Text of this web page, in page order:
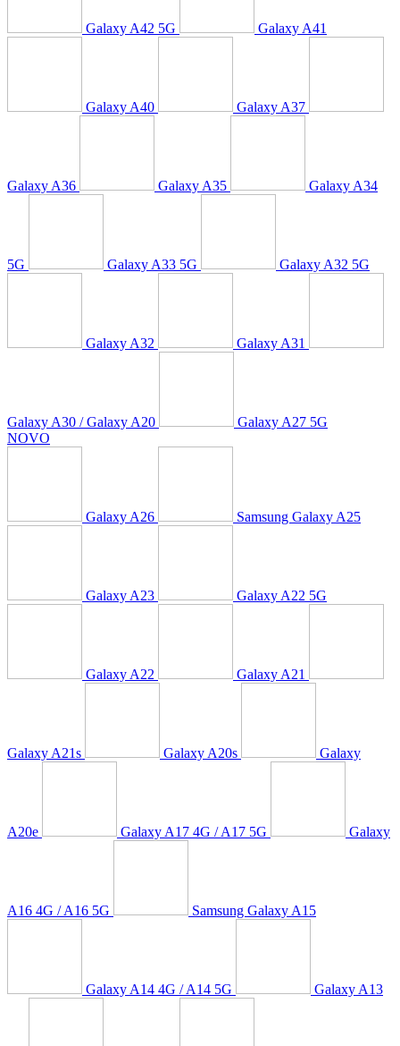
Galaxy A42 5G Galaxy A41
Galaxy A40 Galaxy A37
Galaxy A36 Galaxy A35 Galaxy A34
5G Galaxy A33 5G Galaxy A32 5G
Galaxy A32 Galaxy A31
Galaxy A30 / Galaxy A20
Galaxy A27 5G
NOVO
Galaxy A26 Samsung Galaxy A25
Galaxy A23 Galaxy A22 5G
Galaxy A22 Galaxy A21
Galaxy A21s Galaxy A20s Galaxy
A20e Galaxy A17 4G / A17 5G Galaxy
A16 4G / A16 5G Samsung Galaxy A15
Galaxy A14 4G / A14 5G Galaxy A13